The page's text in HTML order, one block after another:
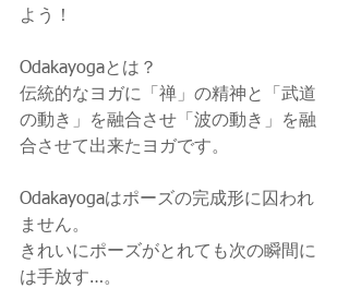
よう！
Odakayogaとは？
伝統的なヨガに「禅」の精神と「武道
の動き」を融合させ「波の動き」を融
合させて出来たヨガです。
Odakayogaはポーズの完成形に囚われ
ません。
きれいにポーズがとれても次の瞬間に
は手放す…。